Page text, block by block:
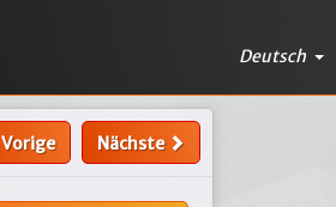
Deutsch
Vorige Nächste